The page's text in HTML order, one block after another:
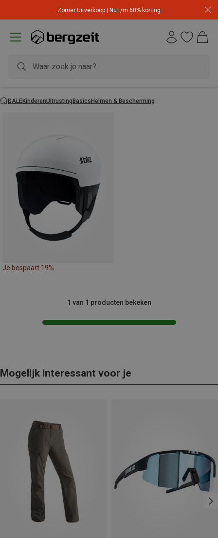
Zomer Uitverkoop | Nu t/m 60% korting
SALEKinderenUitrustingBasicsHelmen & Bescherming
Je bespaart 19%
1 van 1 producten bekeken
Mogelijk interessant voor je